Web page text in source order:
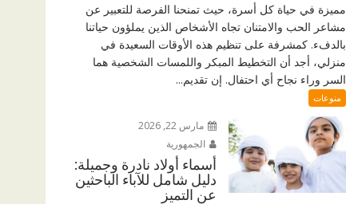
مميزة في حياة كل أسرة، حيث تمنحنا الفرصة للتعبير عن
مشاعر الحب والامتنان تجاه الأشخاص الذين يملؤون حياتنا
بالدفء. كمشرفة على تنظيم هذه الأوقات السعيدة في
منزلي، أجد أن التخطيط المبكر واللمسات الشخصية هما
السر وراء نجاح أي احتفال. إن تقديم...
منوعات
مارس 22, 2026
الجمهورية
أسماء أولاد نادرة وجميلة:
دليل شامل للآباء الباحثين
عن التميز